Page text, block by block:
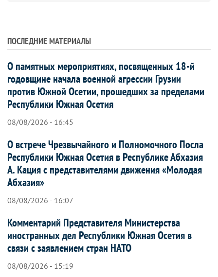
ПОСЛЕДНИЕ МАТЕРИАЛЫ
О памятных мероприятиях, посвященных 18-й
годовщине начала военной агрессии Грузии
против Южной Осетии, прошедших за пределами
Республики Южная Осетия
08/08/2026 - 16:45
О встрече Чрезвычайного и Полномочного Посла
Республики Южная Осетия в Республике Абхазия
А. Кация с представителями движения «Молодая
Абхазия»
08/08/2026 - 16:07
Комментарий Представителя Министерства
иностранных дел Республики Южная Осетия в
связи с заявлением стран НАТО
08/08/2026 - 15:19